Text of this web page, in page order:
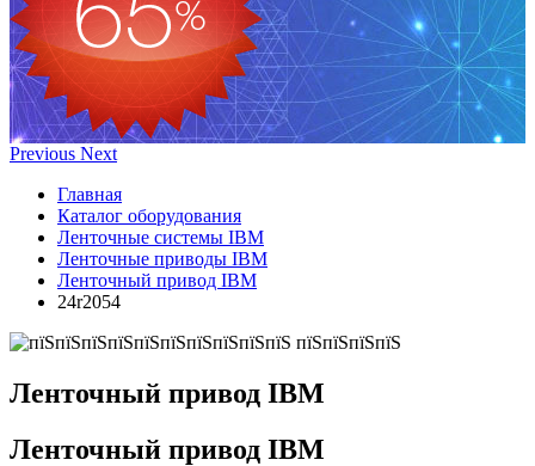
Previous Next
Главная
Каталог оборудования
Ленточные системы IBM
Ленточные приводы IBM
Ленточный привод IBM
24r2054
Ленточный привод IBM
Ленточный привод IBM